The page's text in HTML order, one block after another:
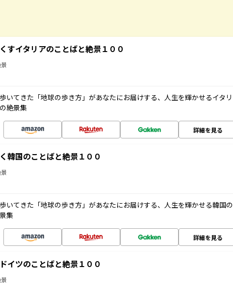
すイタリアのことばと絶景１００
いてきた「地球の歩き方」があなたにお届けする、人生を輝かせるイタリ
絶景集
詳細を見る
韓国のことばと絶景１００
いてきた「地球の歩き方」があなたにお届けする、人生を輝かせる韓国の
集
詳細を見る
イツのことばと絶景１００